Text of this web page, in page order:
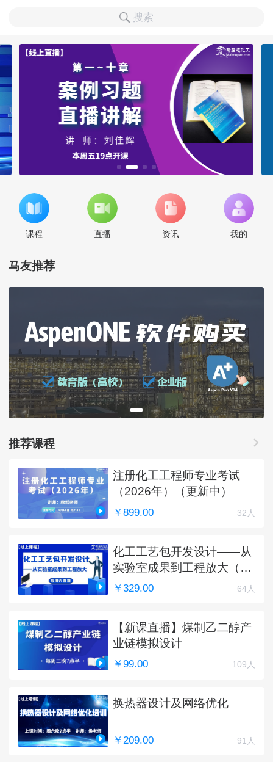
搜索
课程 直播 资讯 我的
马友推荐
推荐课程
注册化工工程师专业考试
（2026年）（更新中）
￥899.00 32人
化工工艺包开发设计——从
实验室成果到工程放大（完
结）
￥329.00 64人
【新课直播】煤制乙二醇产
业链模拟设计
￥99.00 109人
换热器设计及网络优化
￥209.00 91人